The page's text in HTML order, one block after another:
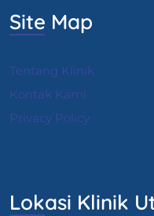
Site Map
Tentang Klinik
Kontak Kami
Privacy Policy
Lokasi Klinik